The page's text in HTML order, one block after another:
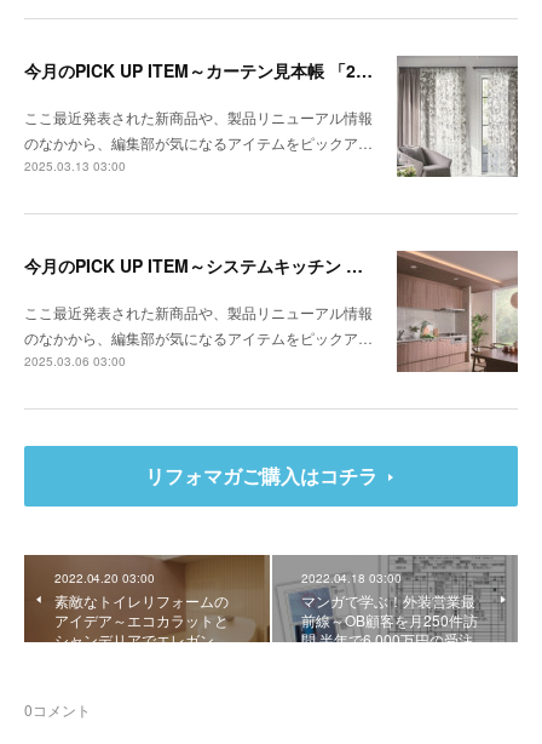
今月のPICK UP ITEM～カーテン見本帳 「2024-2028 ストリングス」、『RIVIERA TILE COLLECTION 2024-2025 LINEUP CATALOGUE VOL.2
ここ最近発表された新商品や、製品リニューアル情報
のなかから、編集部が気になるアイテムをピックア…
2025.03.13 03:00
今月のPICK UP ITEM～システムキッチン クルート、エコキュート CHP-E37LUX1／ES46LUX1
ここ最近発表された新商品や、製品リニューアル情報
のなかから、編集部が気になるアイテムをピックア…
2025.03.06 03:00
リフォマガご購入はコチラ
2022.04.20 03:00
素敵なトイレリフォームの
アイデア～エコカラットと
シャンデリアでエレガン…
2022.04.18 03:00
マンガで学ぶ！外装営業最
前線～OB顧客を月250件訪
問 半年で6,000万円の受注…
0コメント